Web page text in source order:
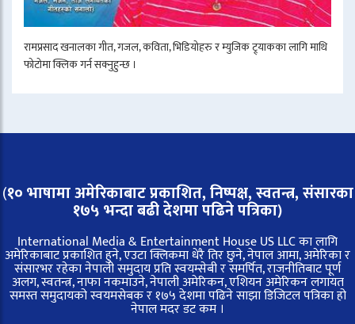
रामप्रसाद खनालका गीत, गजल, कविता, भिडियोहरु र म्युजिक ट्र्याकका लागि माथि
फोटोमा क्लिक गर्न सक्नुहुन्छ ।
(१० भाषामा अमेरिकाबाट प्रकाशित, निष्पक्ष, स्वतन्त्र,संसारका
१७५ भन्दा बढी देशमा पढिने पत्रिका)
International Media & Entertainment House US LLC का लागि
अमेरिकाबाट प्रकाशित हुने, एउटा क्लिकमा धेरै तिर छुने, नेपाल आमा, अमेरिका र
संसारभर रहेका नेपाली समुदाय प्रति स्वयम्सेबी र समर्पित, राजनीतिबाट पूर्ण
अलग, स्वतन्त्र, नाफा नकमाउने, नेपाली अमेरिकन, एशियन अमेरिकन लगायत
समस्त समुदायको स्वयमसेबक र १७५ देशमा पढिने साझा डिजिटल पत्रिका हो
नेपाल मदर डट कम ।